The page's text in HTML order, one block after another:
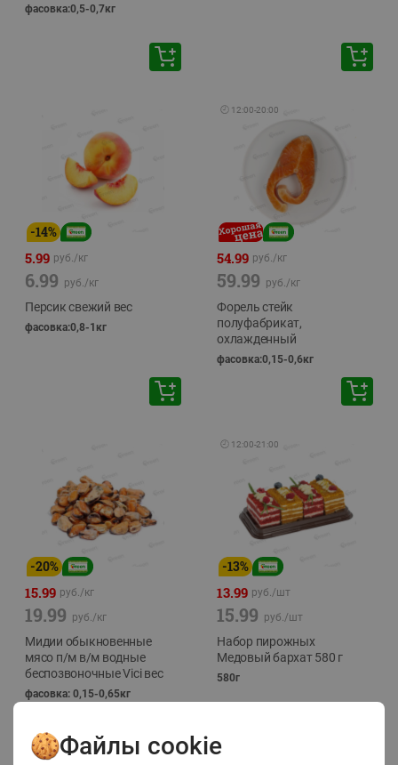
фасовка:0,5-0,7кг
-14%
5.99 руб./кг
6.99 руб./кг
Персик свежий вес
фасовка:0,8-1кг
🕘 12:00-20:00
54.99 руб./кг
59.99 руб./кг
Форель стейк
полуфабрикат,
охлажденный
фасовка:0,15-0,6кг
-20%
15.99 руб./кг
19.99 руб./кг
Мидии обыкновенные
мясо п/м в/м водные
беспозвоночные Vici вес
фасовка: 0,15-0,65кг
🕘 12:00-21:00
-13%
13.99 руб./шт
15.99 руб./шт
Набор пирожных
Медовый бархат 580 г
580г
Файлы cookie